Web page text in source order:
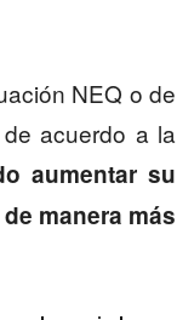
NEQ o de
acuerdo a la
aumentar su
manera más